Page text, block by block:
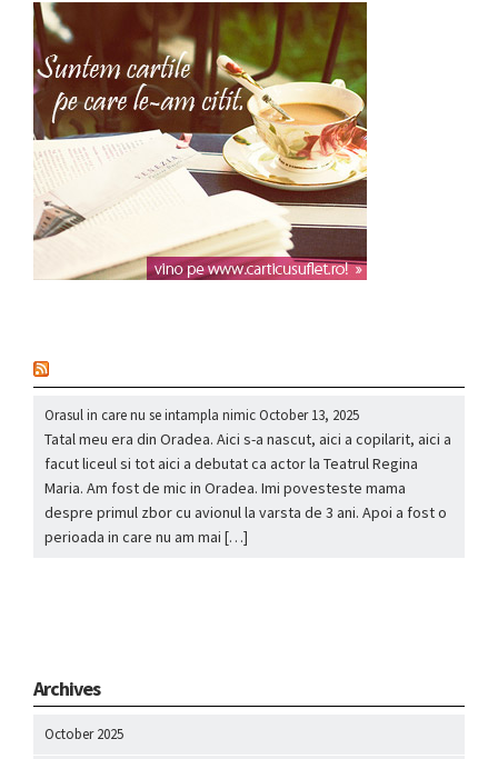
Orasul in care nu se intampla nimicOctober 13, 2025
Tatal meu era din Oradea. Aici s-a nascut, aici a copilarit, aici a
facut liceul si tot aici a debutat ca actor la Teatrul Regina
Maria. Am fost de mic in Oradea. Imi povesteste mama
despre primul zbor cu avionul la varsta de 3 ani. Apoi a fost o
perioada in care nu am mai […]
Archives
October 2025